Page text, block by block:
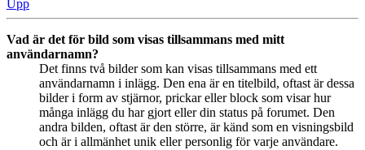
Upp
Vad är det för bild som visas tillsammans med mitt
användarnamn?
Det finns två bilder som kan visas tillsammans med ett
användarnamn i inlägg. Den ena är en titelbild, oftast är dessa
bilder i form av stjärnor, prickar eller block som visar hur
många inlägg du har gjort eller din status på forumet. Den
andra bilden, oftast är den större, är känd som en visningsbild
och är i allmänhet unik eller personlig för varje användare.